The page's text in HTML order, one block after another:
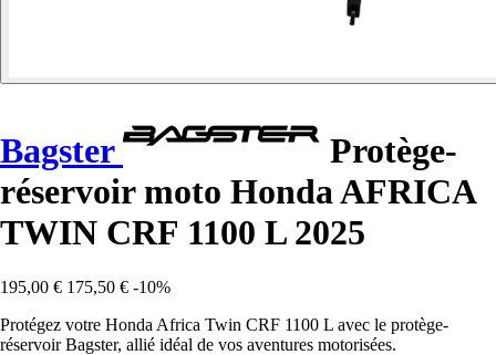
Bagster
Protège-
réservoir moto Honda AFRICA
TWIN CRF 1100 L 2025
195,00 € 175,50 € -10%
Protégez votre Honda Africa Twin CRF 1100 L avec le protège-
réservoir Bagster, allié idéal de vos aventures motorisées.